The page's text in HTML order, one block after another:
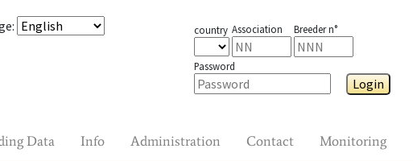
: country Association Breeder n°
Password
Login
Data Info Administration Contact Monitoring